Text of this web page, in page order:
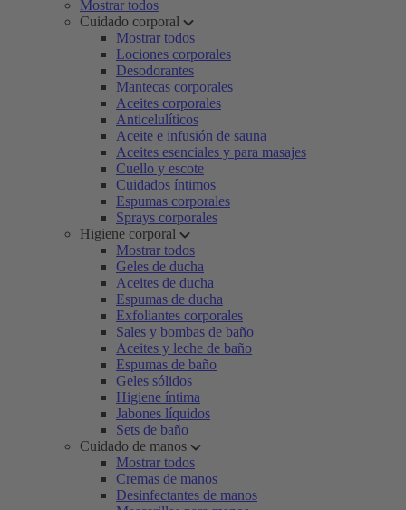
Mostrar todos
Cuidado corporal
Mostrar todos
Lociones corporales
Desodorantes
Mantecas corporales
Aceites corporales
Anticelulíticos
Aceite e infusión de sauna
Aceites esenciales y para masajes
Cuello y escote
Cuidados íntimos
Espumas corporales
Sprays corporales
Higiene corporal
Mostrar todos
Geles de ducha
Aceites de ducha
Espumas de ducha
Exfoliantes corporales
Sales y bombas de baño
Aceites y leche de baño
Espumas de baño
Geles sólidos
Higiene íntima
Jabones líquidos
Sets de baño
Cuidado de manos
Mostrar todos
Cremas de manos
Desinfectantes de manos